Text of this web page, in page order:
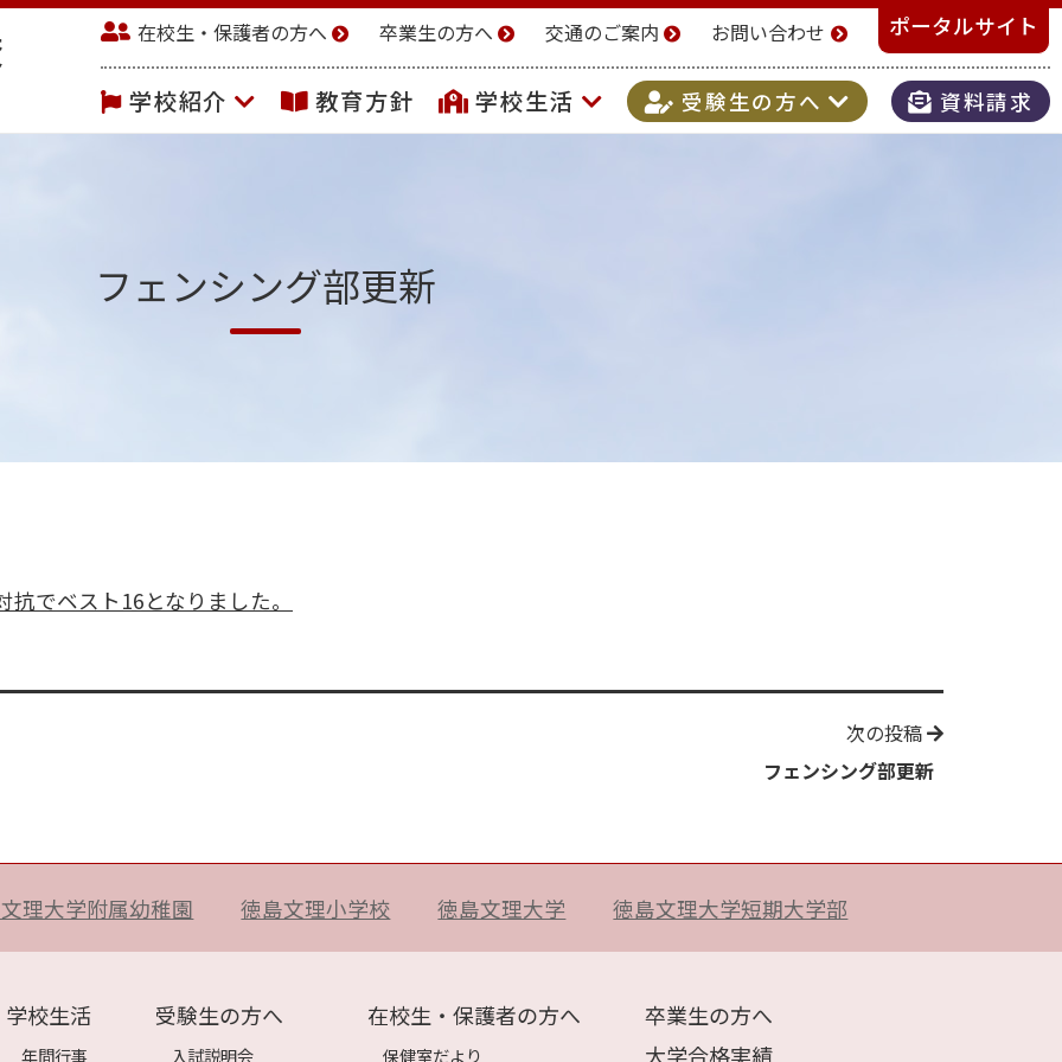
在校生・保護者の方へ 卒業生の方へ 交通のご案内 お問い合わせ ポータルサイト
学校紹介 教育方針 学校生活 受験生の方へ 資料請求
フェンシング部更新
でベスト16となりました。
次の投稿
フェンシング部更新
理大学附属幼稚園 徳島文理小学校 徳島文理大学 徳島文理大学短期大学部
学校生活
年間行事
受験生の方へ
入試説明会
在校生・保護者の方へ
保健室だより
卒業生の方へ
大学合格実績